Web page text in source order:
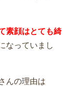
素顔はとても綺
なっていまし
んの理由は